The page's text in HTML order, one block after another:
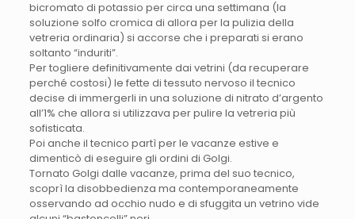
bicromato di potassio per circa una settimana (la
soluzione solfo cromica di allora per la pulizia della
vetreria ordinaria) si accorse che i preparati si erano
soltanto “induriti”.
Per togliere definitivamente dai vetrini (da recuperare
perché costosi) le fette di tessuto nervoso il tecnico
decise di immergerli in una soluzione di nitrato d’argento
all’1% che allora si utilizzava per pulire la vetreria più
sofisticata.
Poi anche il tecnico partì per le vacanze estive e
dimenticò di eseguire gli ordini di Golgi.
Tornato Golgi dalle vacanze, prima del suo tecnico,
scoprì la disobbedienza ma contemporaneamente
osservando ad occhio nudo e di sfuggita un vetrino vide